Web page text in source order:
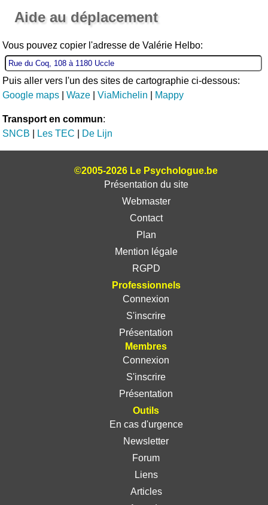
Aide au déplacement
Vous pouvez copier l'adresse de Valérie Helbo:
Puis aller vers l'un des sites de cartographie ci-dessous:
Google maps |Waze |ViaMichelin Mappy
Transport en commun:
SNCB
Les TEC De Lijn
©2005-2026 Le Psychologue.be
Présentation du site
Webmaster
Contact
Plan
Mention légale
RGPD
Professionnels
Connexion
S'inscrire
Présentation
Membres
Connexion
S'inscrire
Présentation
Outils
En cas d'urgence
Newsletter
Forum
Liens
Articles